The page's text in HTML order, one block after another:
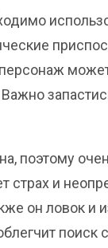
поэтому
страх и
он ловок и
поиск